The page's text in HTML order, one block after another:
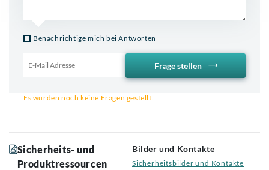
Benachrichtige mich bei Antworten
Frage stellen
Es wurden noch keine Fragen gestellt.
Sicherheits- und
Produktressourcen
Bilder und Kontakte
Sicherheitsbilder und Kontakte